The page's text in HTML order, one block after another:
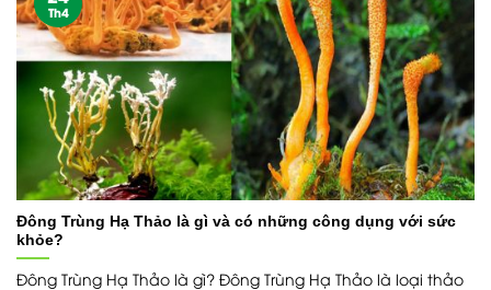
Đông Trùng Hạ Thảo là gì và có những công dụng với sức
khỏe?
Đông Trùng Hạ Thảo là gì? Đông Trùng Hạ Thảo là loại thảo
Th4